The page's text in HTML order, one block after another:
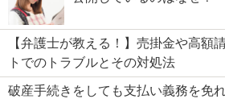
【弁護士が教える！】売掛金や高額
トでのトラブルとその対処法
破産手続きをしても支払い義務を免